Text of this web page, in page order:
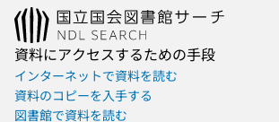
資料にアクセスするための手段
インターネットで資料を読む
資料のコピーを入手する
図書館で資料を読む